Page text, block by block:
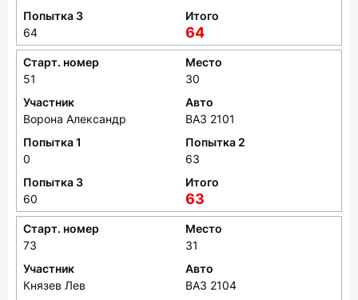
Попытка 3
64
Итого
64
Старт. номер
51
Место
30
Участник
Ворона Александр
Авто
ВАЗ 2101
Попытка 1
0
Попытка 2
63
Попытка 3
60
Итого
63
Старт. номер
73
Место
31
Участник
Князев Лев
Авто
ВАЗ 2104